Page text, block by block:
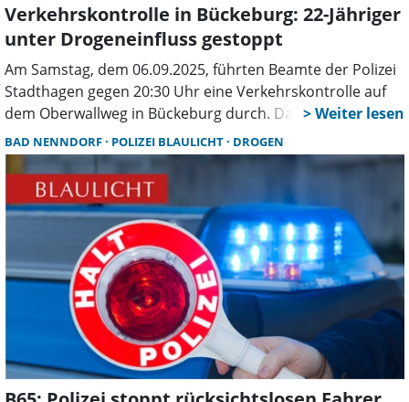
Verkehrskontrolle in Bückeburg: 22-Jähriger
unter Drogeneinfluss gestoppt
Am Samstag, dem 06.09.2025, führten Beamte der Polizei
Stadthagen gegen 20:30 Uhr eine Verkehrskontrolle auf
dem Oberwallweg in Bückeburg durch. Dabei ergaben
sich Hinweise darauf, dass der Fahrzeugführer unter dem
Einfluss von Betäubungsmitteln stand. Ein freiwilliger
Urintest reagierte positiv auf THC und Kokain. Die
Weiterfahrt wurde dem 22-Jährigen untersagt und sein
Führerschein beschlagnahmt. Im Krankenhaus wurde ihm
schließlich eine Blutprobe entnommen.
BAD NENNDORF POLIZEI BLAULICHT DROGEN